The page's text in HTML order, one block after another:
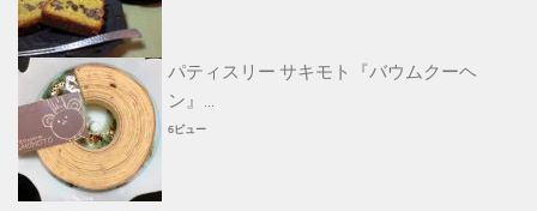
パティスリー サキモト『バウムクーヘ
ン』...
6ビュー